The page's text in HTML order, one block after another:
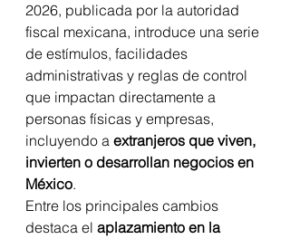
2026, publicada por la autoridad
fiscal mexicana, introduce una serie
de estímulos, facilidades
administrativas y reglas de control
que impactan directamente a
personas físicas y empresas,
incluyendo a extranjeros que viven,
invierten o desarrollan negocios en
México.
Entre los principales cambios
destaca el aplazamiento en la